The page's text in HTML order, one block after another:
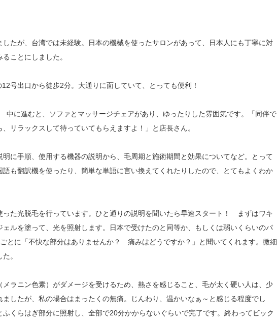
たが、台湾では未経験。日本の機械を使ったサロンがあって、日本人にも丁寧に対
ことにしました。
号出口から徒歩2分。大通りに面していて、とっても便利！
中に進むと、ソファとマッサージチェアがあり、ゆったりした雰囲気です。「同伴で
リラックスして待っていてもらえますよ！」と店長さん。
に手順、使用する機器の説明から、毛周期と施術期間と効果についてなど。とって
も翻訳機を使ったり、簡単な単語に言い換えてくれたりしたので、とてもよくわか
った光脱毛を行っています。ひと通りの説明を聞いたら早速スタート！ まずはワキ
ルを塗って、光を照射します。日本で受けたのと同等か、もしくは弱いくらいのパ
とに「不快な部分はありませんか？ 痛みはどうですか？」と聞いてくれます。微細
。
ラニン色素）がダメージを受けるため、熱さを感じること、毛が太く硬い人は、少
したが、私の場合はまったくの無痛。じんわり、温かいなぁ～と感じる程度でし
くらはぎ部分に照射し、全部で20分かからないぐらいで完了です。終わってビック